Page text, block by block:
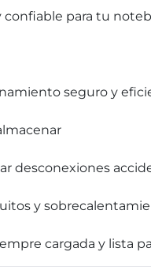
confiable para tu
seguro y
desconexiones
y
cargada y lista